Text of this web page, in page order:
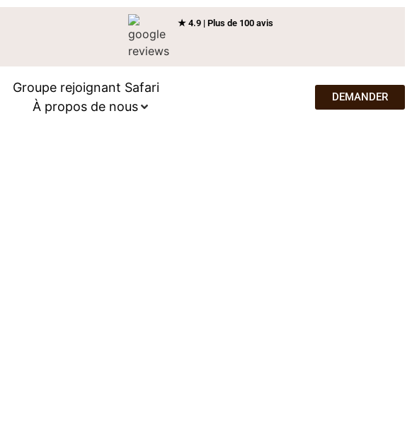
★ 4.9 | Plus de 100 avis
Groupe rejoignant Safari
À propos de nous
DEMANDER